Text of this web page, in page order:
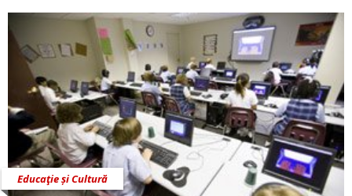
Educaţie și Cultură